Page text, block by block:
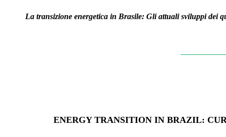
La transizione energetica in Brasile: Gli attuali sviluppi dei
ENERGY TRANSITION IN BRAZIL: